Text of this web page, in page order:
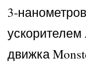
3-
движка